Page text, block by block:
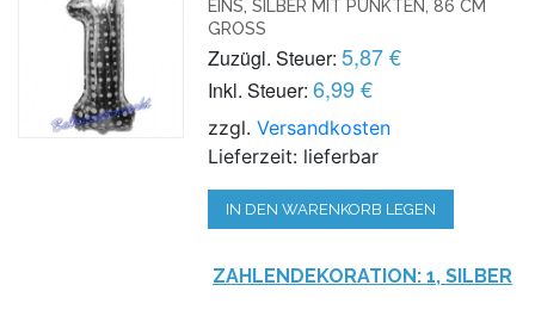
EINS, SILBER MIT PUNKTEN, 86 CM
GROSS
Zuzügl. Steuer: 5,87 €
Inkl. Steuer: 6,99 €
zzgl.Versandkosten
Lieferzeit: lieferbar
IN DEN WARENKORB LEGEN
ZAHLENDEKORATION: 1, SILBER